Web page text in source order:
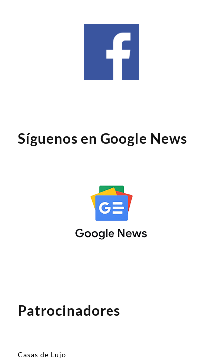
Síguenos en Google News
Patrocinadores
Casas de Lujo